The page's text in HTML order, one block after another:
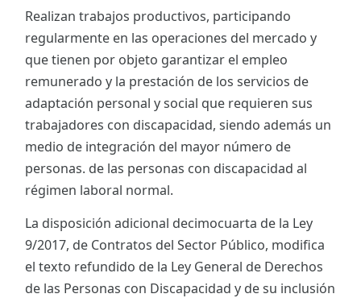
Realizan trabajos productivos, participando
regularmente en las operaciones del mercado y
que tienen por objeto garantizar el empleo
remunerado y la prestación de los servicios de
adaptación personal y social que requieren sus
trabajadores con discapacidad, siendo además un
medio de integración del mayor número de
personas. de las personas con discapacidad al
régimen laboral normal.
La disposición adicional decimocuarta de la Ley
9/2017, de Contratos del Sector Público, modifica
el texto refundido de la Ley General de Derechos
de las Personas con Discapacidad y de su inclusión